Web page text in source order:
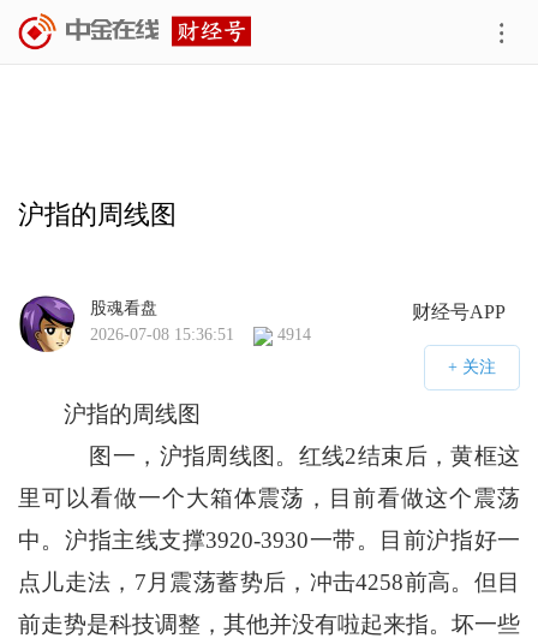
沪指的周线图
财经号APP
股魂看盘
2026-07-08 15:36:51
4914
沪指的周线图
图一，沪指周线图。红线2结束后，黄框这
里可以看做一个大箱体震荡，目前看做这个震荡
中。沪指主线支撑3920-3930一带。目前沪指好一
点儿走法，7月震荡蓄势后，冲击4258前高。但目
前走势是科技调整，其他并没有啦起来指。坏一些